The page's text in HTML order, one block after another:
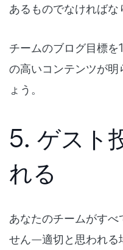
あるものでなければな
チームのブログ目標
の高いコンテンツが
ょう。
5. ゲスト
れる
あなたのチームがす
せん—適切と思われる